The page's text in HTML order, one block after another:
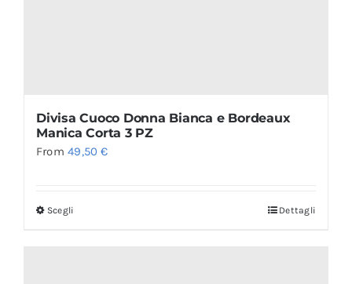
Divisa Cuoco Donna Bianca e Bordeaux
Manica Corta 3 PZ
From49,50€
Scegli Dettagli